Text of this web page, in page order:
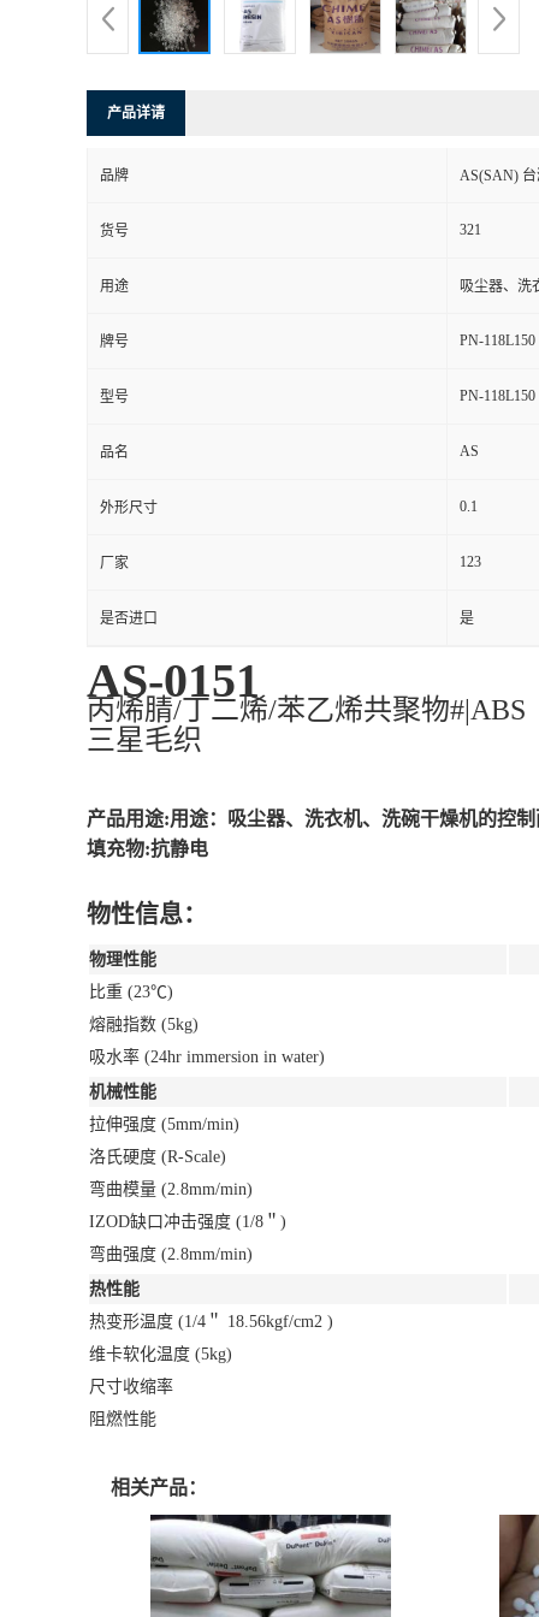
产品详请
品牌 AS(SAN)
货号 321
用途 吸尘器、洗
牌号 PN-118L150
型号 PN-118L150
品名 AS
外形尺寸 0.1
厂家 123
是否进口 是
AS-0151
丙烯腈/丁二烯/苯乙烯共聚物#|ABS
三星毛织
产品用途:用途：吸尘器、洗衣机、洗碗干燥机的控
填充物:抗静电
物性信息：
物理性能
比重 (23℃)
熔融指数 (5kg)
吸水率 (24hr immersion in water)
机械性能
拉伸强度 (5mm/min)
洛氏硬度 (R-Scale)
弯曲模量 (2.8mm/min)
IZOD缺口冲击强度 (1/8＂)
弯曲强度 (2.8mm/min)
热性能
热变形温度 (1/4＂ 18.56kgf/cm2 )
维卡软化温度 (5kg)
尺寸收缩率
阻燃性能
相关产品：